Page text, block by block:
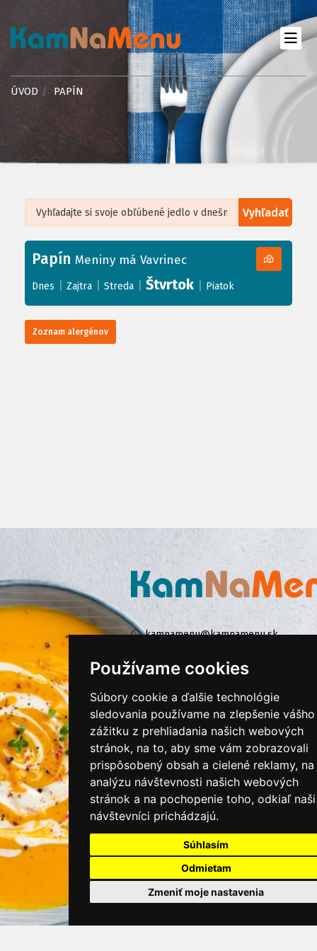
Používame cookies
Súbory cookie a ďalšie technológie
sledovania používame na zlepšenie vášho
zážitku z prehliadania našich webových
stránok, na to, aby sme vám zobrazovali
prispôsobený obsah a cielené reklamy, na
analýzu návštevnosti našich webových
stránok a na pochopenie toho, odkiaľ naši
návštevníci prichádzajú.
Súhlasím
Odmietam
Zmeniť moje nastavenia
ÚVOD PAPÍN
Vyhľadať
+
−
Leaflet| ©OpenStreetMap, Tiles courtesy ofHumanitarian OpenStreetMap
Papín Meniny má Vavrinec
Dnes Zajtra Streda Štvrtok Piatok
Zoznam alergénov
kamnamenu@kamnamenu.sk
instagram/kamnamenu.sk
KONTAKTUJTE NÁS
PRIHLÁSIŤ SA DO ZÁKAZNÍCKEJ ZÓNY
Všeobecné obchodné podmienky
Ochrana osobných údajov
Moje KamNaMenu
Pridať reštauráciu